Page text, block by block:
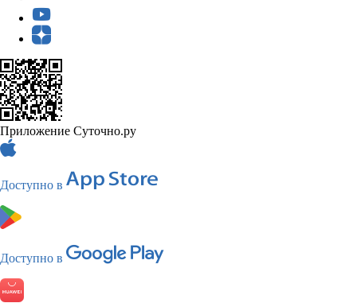
Приложение Суточно.ру
Доступно в
Доступно в